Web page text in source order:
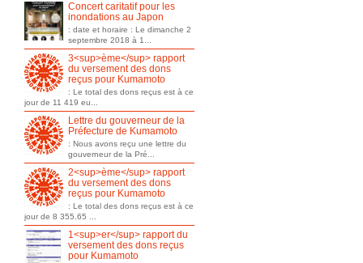
Concert caritatif pour les
inondations au Japon
: date et horaire : Le dimanche 2
septembre 2018 à 1...
3<sup>ème</sup> rapport
du versement des dons
reçus pour Kumamoto
: Le total des dons reçus est à ce
jour de 11 419 eu...
Lettre du gouverneur de la
Préfecture de Kumamoto
: Nous avons reçu une lettre du
gouverneur de la Pré...
2<sup>ème</sup> rapport
du versement des dons
reçus pour Kumamoto
: Le total des dons reçus est à ce
jour de 8 355.65 ...
1<sup>er</sup> rapport du
versement des dons reçus
pour Kumamoto